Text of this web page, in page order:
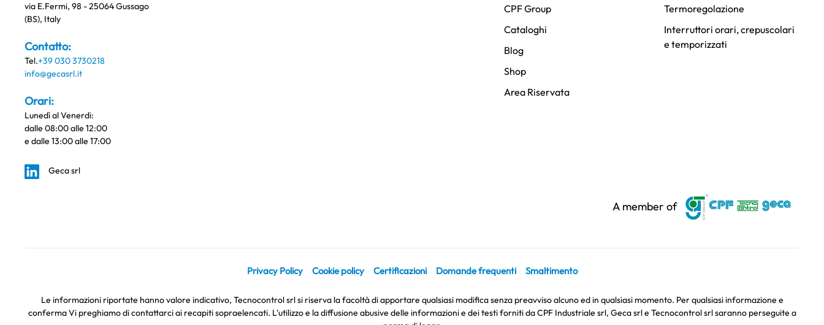
via E.Fermi, 98 - 25064 Gussago
(BS), Italy
Contatto:
Tel.+39 030 3730218
info@gecasrl.it
Orari:
Lunedì al Venerdi:
dalle 08:00 alle 12:00
e dalle 13:00 alle 17:00
Geca srl
CPF Group
Cataloghi
Blog
Shop
Area Riservata
Termoregolazione
Interruttori orari, crepuscolari
e temporizzati
A member of
Privacy Policy Cookie policy Certificazioni Domande frequenti Smaltimento
Le informazioni riportate hanno valore indicativo, Tecnocontrol srl si riserva la facoltà di apportare qualsiasi modifica senza preavviso alcuno ed in qualsiasi momento. Per qualsiasi informazione e
conferma Vi preghiamo di contattarci ai recapiti sopraelencati. L'utilizzo e la diffusione abusive delle informazioni e dei testi forniti da CPF Industriale srl, Geca srl e Tecnocontrol srl saranno perseguite a